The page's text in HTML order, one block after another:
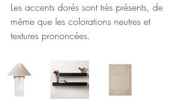
Les accents dorés sont très présents, de
même que les colorations neutres et
textures prononcées.